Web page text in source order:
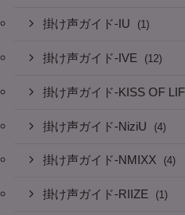
掛け声ガイド-IU (1)
掛け声ガイド-IVE (12)
掛け声ガイド-KISS OF
掛け声ガイド-NiziU (4)
掛け声ガイド-NMIXX (4)
掛け声ガイド-RIIZE (1)